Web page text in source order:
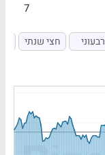
7
רבעוני חצי שנתי